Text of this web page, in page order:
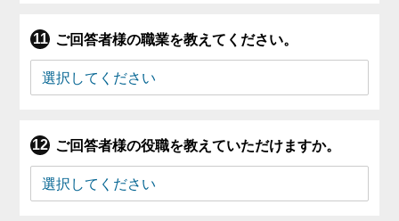
ご回答者様の職業を教えてください。
ご回答者様の役職を教えていただけますか。